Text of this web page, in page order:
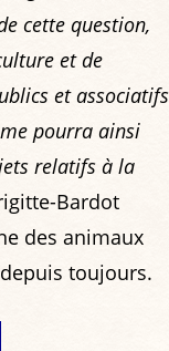
cette question,
et de
et associatifs
pourra ainsi
relatifs à la
Bardot
des animaux
toujours.